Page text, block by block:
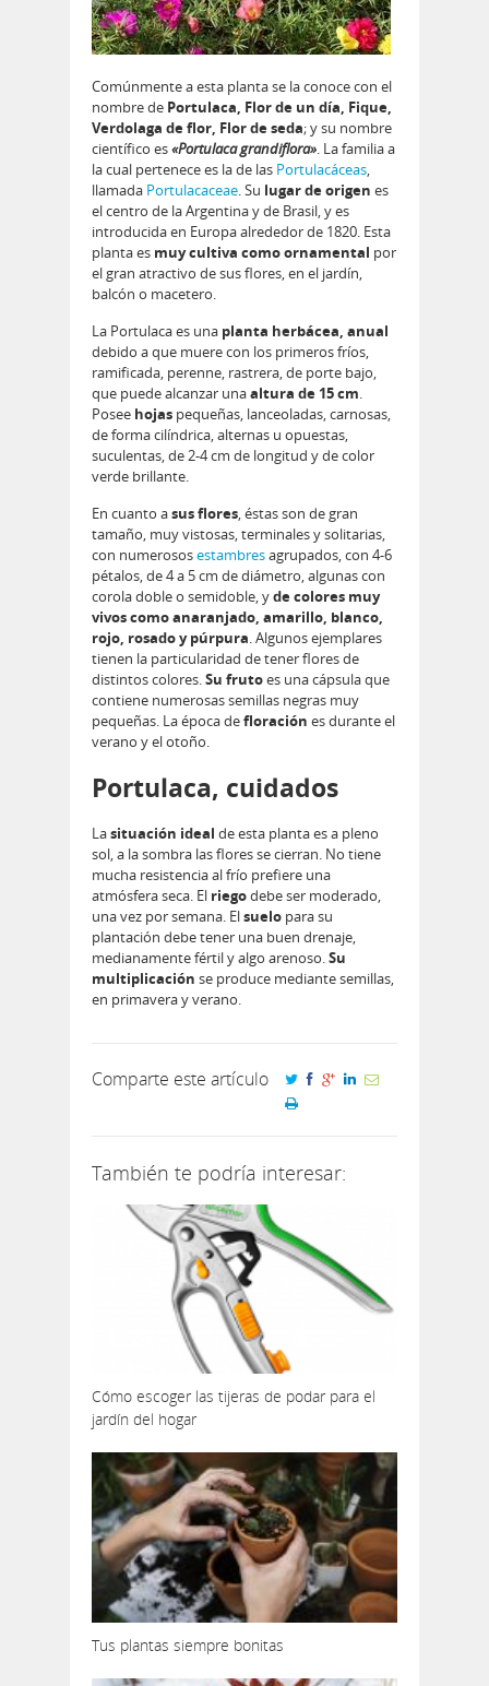
Comúnmente a esta planta se la conoce con el
nombre de Portulaca, Flor de un día, Fique,
Verdolaga de flor, Flor de seda; y su nombre
científico es«Portulaca grandiflora». La familia a
la cual pertenece es la de las Portulacáceas,
llamada Portulacaceae. Su lugar de origen es
el centro de la Argentina y de Brasil, y es
introducida en Europa alrededor de 1820. Esta
planta es muy cultiva como ornamental por
el gran atractivo de sus flores, en el jardín,
balcón o macetero.
La Portulaca es una planta herbácea, anual
debido a que muere con los primeros fríos,
ramificada, perenne, rastrera, de porte bajo,
que puede alcanzar unaaltura de 15 cm.
Posee hojas pequeñas, lanceoladas, carnosas,
de forma cilíndrica, alternas u opuestas,
suculentas, de 2-4 cm de longitud y de color
verde brillante.
En cuanto asus flores, éstas son de gran
tamaño, muy vistosas, terminales y solitarias,
con numerososestambresagrupados, con 4-6
pétalos, de 4 a 5 cm de diámetro, algunas con
corola doble o semidoble, yde colores muy
vivos como anaranjado, amarillo, blanco,
rojo, rosado y púrpura. Algunos ejemplares
tienen la particularidad de tener flores de
distintos colores.Su frutoes una cápsula que
contiene numerosas semillas negras muy
pequeñas. La época defloración es durante el
verano y el otoño.
Portulaca, cuidados
Lasituación ideal de esta planta es a pleno
sol, a la sombra las flores se cierran. No tiene
mucha resistencia al frío prefiere una
atmósfera seca. El riegodebe ser moderado,
una vez por semana. Elsuelo para su
plantación debe tener una buen drenaje,
medianamente fértil y algo arenoso.Su
multiplicación se produce mediante semillas,
en primavera y verano.
Comparte este artículo
También te podría interesar:
Cómo escoger las tijeras de podar para el
jardín del hogar
Tus plantas siempre bonitas